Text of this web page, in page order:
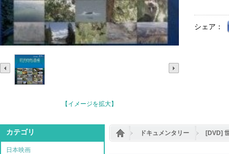
【イメージを拡大】
シェア：
カテゴリ
日本映画
ドキュメンタリー [DVD]